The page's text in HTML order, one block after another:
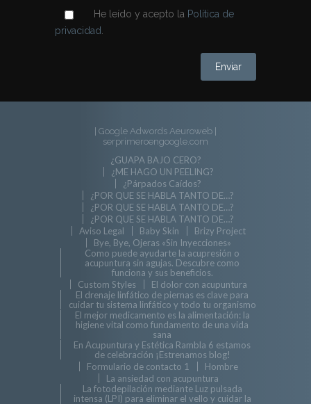
He leído y acepto la Política de
privacidad
| Google Adwords Aeuroweb
serprimeroengoogle.com
¿GUAPA BAJO CERO?
¿ME HAGO UN PEELING?
¿Párpados Caídos?
¿POR QUE SE HABLA TANTO DE…?
¿POR QUE SE HABLA TANTO DE…?
¿POR QUE SE HABLA TANTO DE…?
Aviso Legal
Baby Skin
Brizy Project
Bye, Bye, Ojeras «Sin Inyecciones»
Como puede ayudarte la acupresión o
acupuntura sin agujas. Descubre como
funciona y sus beneficios.
Custom Styles
El dolor con acupuntura
El drenaje linfático de piernas es clave para
cuidar tu sistema linfático y todo tu organismo
El mejor medicamento es la alimentación: la
higiene vital como fundamento de una vida
sana
En Acupuntura y Estética Rambla 6 estamos
de celebración ¡Estrenamos blog!
Formulario de contacto 1
Hombre
La ansiedad con acupuntura
La fotodepilación mediante Luz pulsada
intensa (LPI) para eliminar el vello y cuidar la